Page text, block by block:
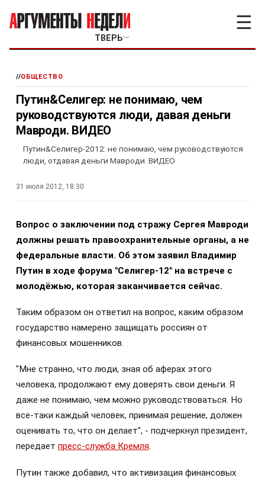
ТВЕРЬ﹀
☰
//ОБЩЕСТВО
Путин&Селигер: не понимаю, чем
руководствуются люди, давая деньги
Мавроди. ВИДЕО
Путин&Селигер-2012: не понимаю, чем руководствуются
люди, отдавая деньги Мавроди. ВИДЕО
31 июля 2012, 18:30
Вопрос о заключении под стражу Сергея Мавроди
должны решать правоохранительные органы, а не
федеральные власти. Об этом заявил Владимир
Путин в ходе форума "Селигер-12" на встрече с
молодёжью, которая заканчивается сейчас.
Таким образом он ответил на вопрос, каким образом
государство намерено защищать россиян от
финансовых мошенников.
"Мне странно, что люди, зная об аферах этого
человека, продолжают ему доверять свои деньги. Я
даже не понимаю, чем можно руководствоваться. Но
все-таки каждый человек, принимая решение, должен
оценивать то, что он делает", - подчеркнул президент,
передает пресс-служба Кремля.
Путин также добавил, что активизация финансовых